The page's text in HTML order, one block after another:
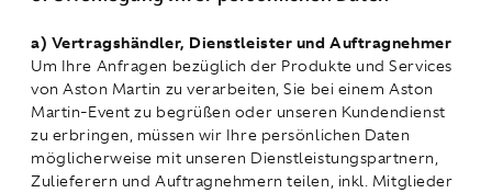
a) Vertragshändler, Dienstleister und Auftragnehmer
Um Ihre Anfragen bezüglich der Produkte und Services
von Aston Martin zu verarbeiten, Sie bei einem Aston
Martin-Event zu begrüßen oder unseren Kundendienst
zu erbringen, müssen wir Ihre persönlichen Daten
möglicherweise mit unseren Dienstleistungspartnern,
Zulieferern und Auftragnehmern teilen, inkl. Mitglieder